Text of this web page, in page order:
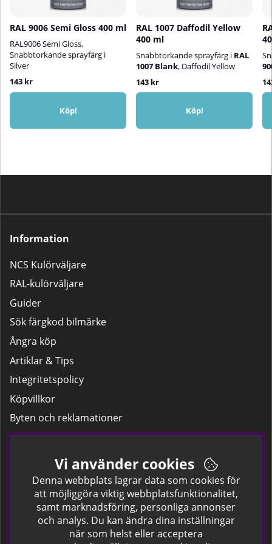
RAL 9006 Semi Gloss 400 ml
RAL9006 Semi Gloss,
Snabbtorkande sprayfärg i
Silver
143 kr
Köp!
RAL 1007 Daffodil Yellow
400 ml
Snabbtorkande sprayfärg i RAL
1007 Blank, Daffodil Yellow
143 kr
Köp!
Information
NCS Kulörväljare
RAL-kulörväljare
Guider
Sök färgkod bilmärke
Ångra köp
Artiklar & Tips
Integritetspolicy
Köpvillkor
Byten och reklamationer
Leverans
Hitta färgkoden på bilen.
Företagskund
Om oss
Vi använder cookies
Denna webbplats lagrar data som cookies för
att möjliggöra viktig webbplatsfunktionalitet,
samt marknadsföring, personliga annonser
och analys. Du kan ändra dina inställningar
när som helst eller acceptera